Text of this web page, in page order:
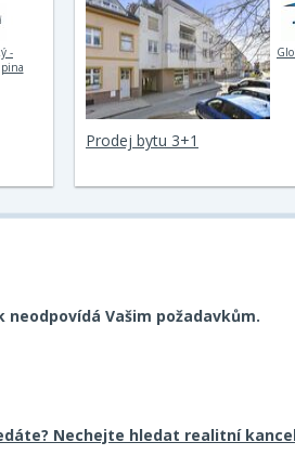
-
Prodej bytu 3+1
neodpovídá Vašim požadavkům.
Nechejte hledat realitní